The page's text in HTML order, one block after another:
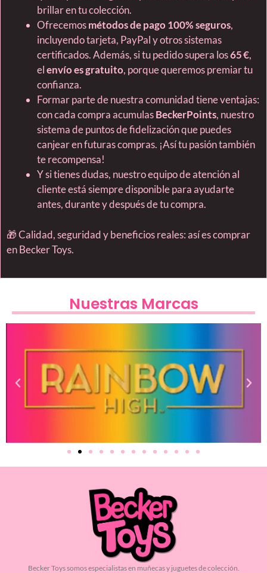
brillar en tu colección.
Ofrecemosmétodos de pago 100% seguros,
incluyendo tarjeta, PayPal y otros sistemas
certificados. Además, si tu pedido supera los65 €,
elenvío es gratuito, porque queremos premiar tu
confianza.
Formar parte de nuestra comunidad tiene ventajas:
con cada compra acumulasBeckerPoints, nuestro
sistema de puntos de fidelización que puedes
canjear en futuras compras. ¡Así tu pasión también
te recompensa!
Y si tienes dudas, nuestro equipo de atención al
cliente está siempre disponible para ayudarte
antes, durante y después de tu compra.
🎁 Calidad, seguridad y beneficios reales: así es comprar
en Becker Toys.
Nuestras Marcas
Becker Toys somos especialistas en muñecas y juguetes de colección.